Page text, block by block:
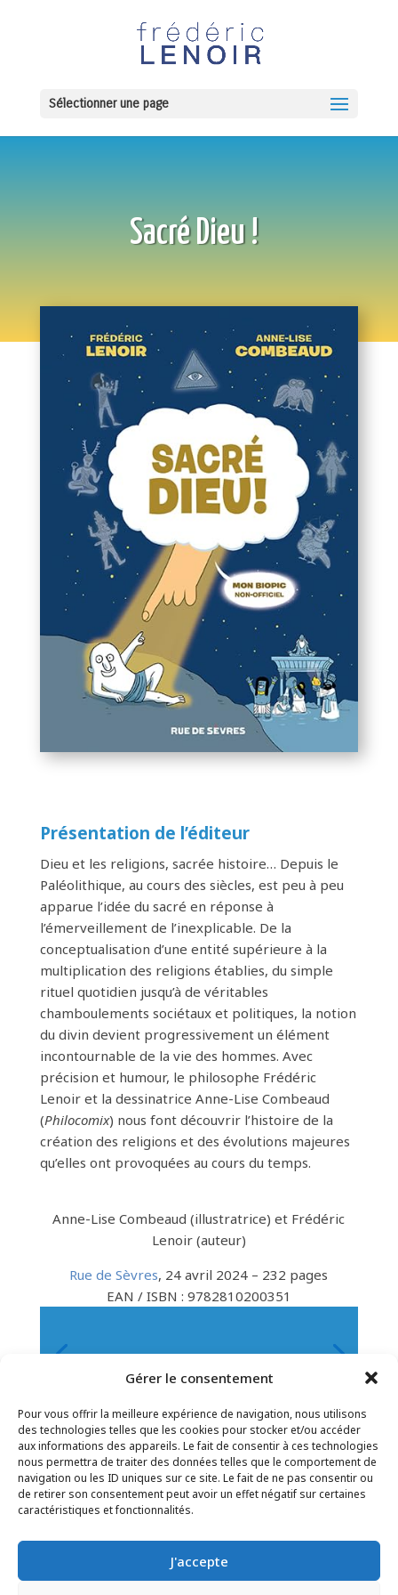
Gérer le consentement
Pour vous offrir la meilleure expérience de navigation, nous utilisons
des technologies telles que les cookies pour stocker et/ou accéder
aux informations des appareils. Le fait de consentir à ces technologies
nous permettra de traiter des données telles que le comportement de
navigation ou les ID uniques sur ce site. Le fait de ne pas consentir ou
de retirer son consentement peut avoir un effet négatif sur certaines
caractéristiques et fonctionnalités.
J'accepte
Sélectionner une page
Sacré Dieu !
Présentation de l’éditeur
Dieu et les religions, sacrée histoire… Depuis le
Paléolithique, au cours des siècles, est peu à peu
apparue l’idée du sacré en réponse à
l’émerveillement de l’inexplicable. De la
conceptualisation d’une entité supérieure à la
multiplication des religions établies, du simple
rituel quotidien jusqu’à de véritables
chamboulements sociétaux et politiques, la notion
du divin devient progressivement un élément
incontournable de la vie des hommes. Avec
précision et humour, le philosophe Frédéric
Lenoir et la dessinatrice Anne-Lise Combeaud
(Philocomix) nous font découvrir l’histoire de la
création des religions et des évolutions majeures
qu’elles ont provoquées au cours du temps.
Anne-Lise Combeaud (illustratrice) et Frédéric
Lenoir (auteur)
Rue de Sèvres, 24 avril 2024 – 232 pages
EAN / ISBN : 9782810200351
CONTACT–MENTIONS LÉGALES